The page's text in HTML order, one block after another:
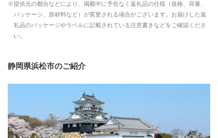
提供元の都合などにより、掲載中に予告なく返礼品の仕様（規格、容量、
パッケージ、原材料など）が変更される場合がございます。お届けした返
礼品のパッケージやラベルに記載されている注意書きなどをご確認くださ
い。
静岡県浜松市のご紹介